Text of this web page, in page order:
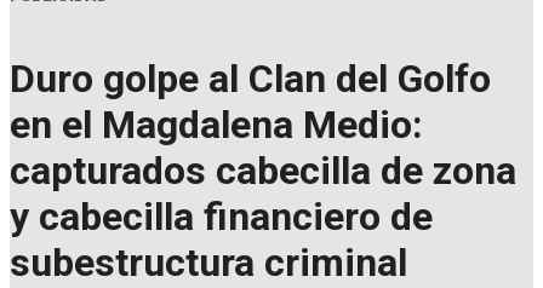
Duro golpe al Clan del Golfo
en el Magdalena Medio:
capturados cabecilla de zona
y cabecilla financiero de
subestructura criminal